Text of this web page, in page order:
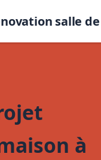
salle
à